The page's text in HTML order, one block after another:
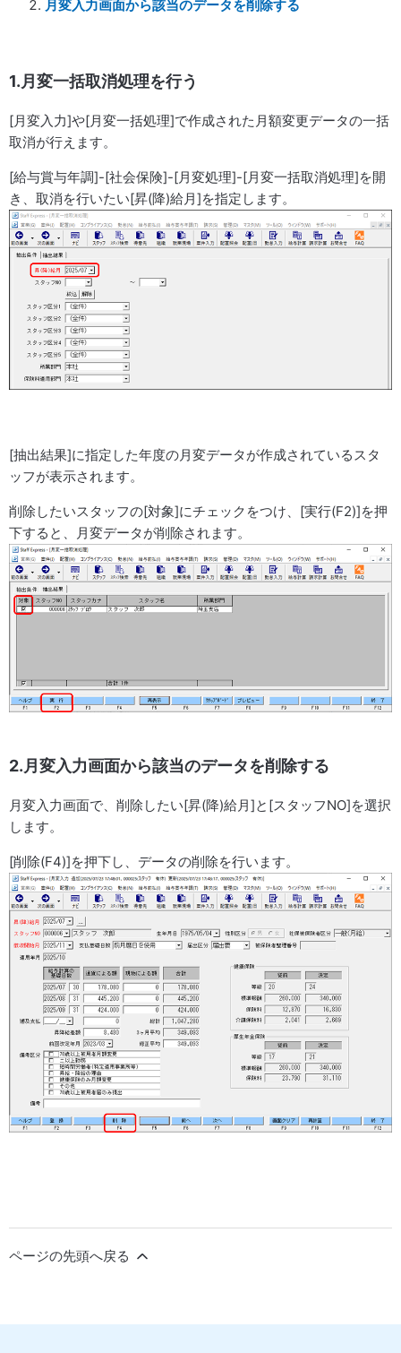
月変入力画面から該当のデータを削除する
1.月変一括取消処理を行う
[月変入力]や[月変一括処理]で作成された月額変更データの一括
取消が行えます。
[給与賞与年調]-[社会保険]-[月変処理]-[月変一括取消処理]を開
き、取消を行いたい[昇(降)給月]を指定します。
[抽出結果]に指定した年度の月変データが作成されているスタ
ッフが表示されます。
削除したいスタッフの[対象]にチェックをつけ、[実行(F2)]を押
下すると、月変データが削除されます。
2.月変入力画面から該当のデータを削除する
月変入力画面で、削除したい[昇(降)給月]と[スタッフNO]を選択
します。
[削除(F4)]を押下し、データの削除を行います。
ページの先頭へ戻る